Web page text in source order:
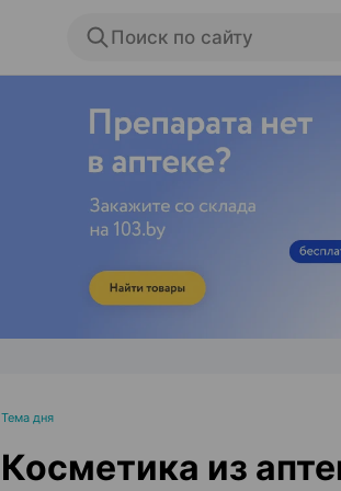
Поиск по сайту
ЭФФЕКТИВНАЯ
Тема дня
Косметика из